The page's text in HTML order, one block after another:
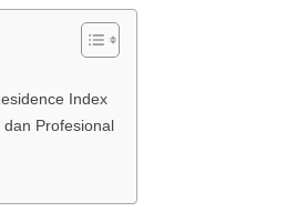
Index
Profesional